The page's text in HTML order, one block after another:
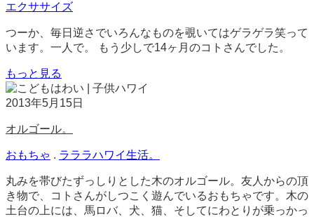
エクササイズ
つーか、毎日逆さでいろんなものを覗いてはゲラゲラ笑って
います。一人で。 もう少しで14ヶ月のコトさんでした。
もっと見る
2013年5月15日
オルゴール。
おもちゃ . ラララハワイ生活。
丸みを帯びたずっしりとした木のオルゴール。友人からの頂
き物で、コトさんがしつこく遊んでいるおもちゃです。木の
土台の上には、馬ロバ、犬、猫、そしてにわとりが乗っかっ